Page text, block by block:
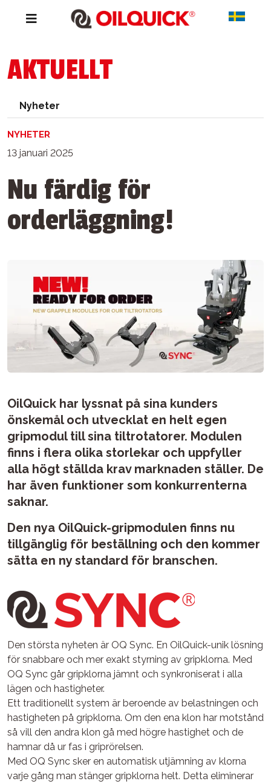
AKTUELLT
Nyheter
NYHETER
13 januari 2025
Nu färdig för
orderläggning!
OilQuick har lyssnat på sina kunders
önskemål och utvecklat en helt egen
gripmodul till sina tiltrotatorer. Modulen
finns i flera olika storlekar och uppfyller
alla högt ställda krav marknaden ställer. De
har även funktioner som konkurrenterna
saknar.
Den nya OilQuick-gripmodulen finns nu
tillgänglig för beställning och den kommer
sätta en ny standard för branschen.
Den största nyheten är OQ Sync. En OilQuick-unik lösning
för snabbare och mer exakt styrning av gripklorna. Med
OQ Sync går gripklorna jämnt och synkroniserat i alla
lägen och hastigheter.
Ett traditionellt system är beroende av belastningen och
hastigheten på gripklorna. Om den ena klon har motstånd
så vill den andra klon gå med högre hastighet och de
hamnar då ur fas i griprörelsen.
Med OQ Sync sker en automatisk utjämning av klorna
varje gång man stänger gripklorna helt. Detta eliminerar